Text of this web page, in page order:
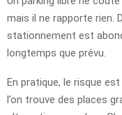
mais il ne rapporte rien.
stationnement est
longtemps que prévu.
En pratique, le risque
l’on trouve des places